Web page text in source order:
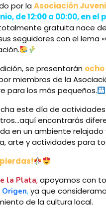
por laAsociación
de 12:00 a 00:00, en
gratuita nace
seguidores con el lema
se presentarán
miembros de la
para los más pequeños.
este día de
encontrarás
en un ambiente
arte y actividades para
pierdas!
la Plata,apoyamos con
Origen,ya que
de la cultura local.